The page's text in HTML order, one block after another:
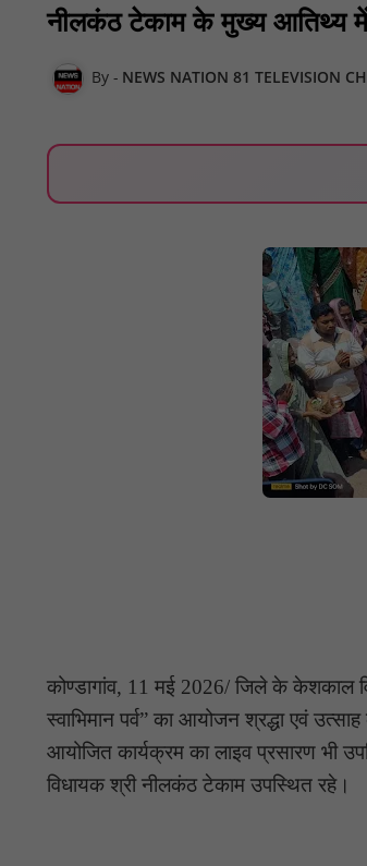
नीलकंठ टेकाम के मुख्य आतिथ्य
NEWS NATION 81 TELEVISION
कोण्डागांव, 11 मई 2026/ जिले के केशकाल
स्वाभिमान पर्व” का आयोजन श्रद्धा एवं
आयोजित कार्यक्रम का लाइव प्रसारण भी
विधायक श्री नीलकंठ टेकाम उपस्थित रहे।